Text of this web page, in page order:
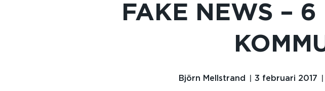
FAKE NEWS –
Björn Mellstrand 3 februari 2017